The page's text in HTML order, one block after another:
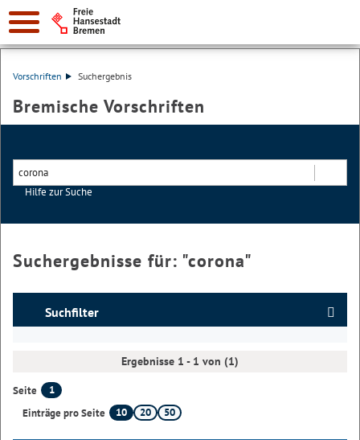
Vorschriften Suchergebnis
Bremische Vorschriften
Hilfe zur Suche
Suchergebnisse für: "corona"
Suchfilter
Ergebnisse 1 - 1 von (1)
Seite
1
Einträge pro Seite
10 20 50